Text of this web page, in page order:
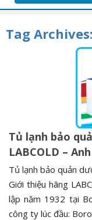
Tag Archives:
Tủ lạnh bảo
LABCOLD – Anh
Tủ lạnh bảo quản
Giới thiệu hãng
lập năm 1932 tại
công ty lúc đầu: